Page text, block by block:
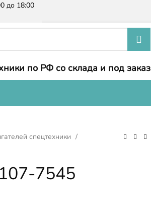
до 18:00
по РФ со склада и под заказ
спецтехники
7545